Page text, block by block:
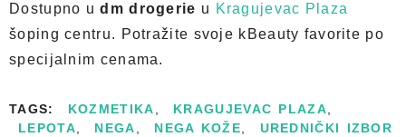
Dostupno udm drogerie u Kragujevac Plaza
šoping centru. Potražite svoje kBeauty favorite po
specijalnim cenama.
TAGS: KOZMETIKA, KRAGUJEVAC PLAZA,
LEPOTA, NEGA, NEGA KOŽE, UREDNIČKI IZBOR